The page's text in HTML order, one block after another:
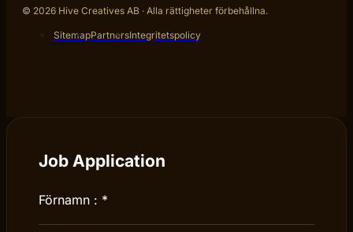
© 2026 Hive Creatives AB · Alla rättigheter förbehållna.
SitemapPartnersIntegritetspolicy
Job Application
Förnamn : *